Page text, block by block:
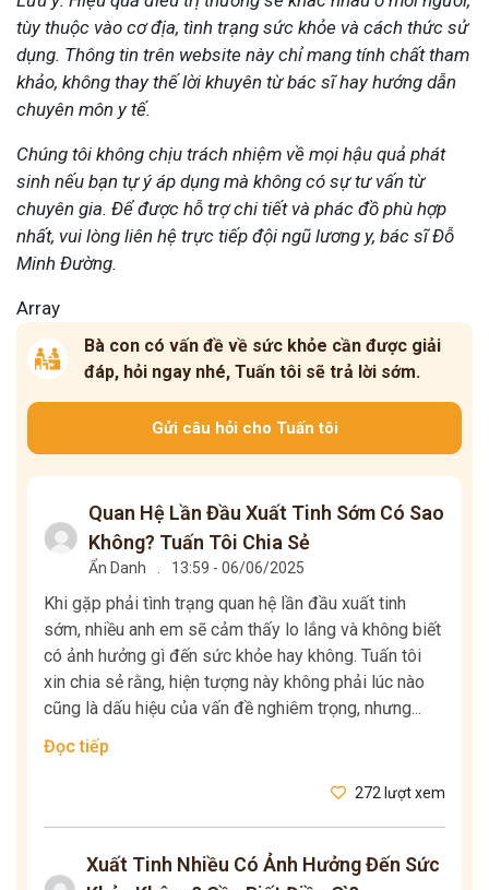
tùy thuộc vào cơ địa, tình trạng sức khỏe và cách thức sử
dụng. Thông tin trên website này chỉ mang tính chất tham
khảo, không thay thế lời khuyên từ bác sĩ hay hướng dẫn
chuyên môn y tế.
Chúng tôi không chịu trách nhiệm về mọi hậu quả phát
sinh nếu bạn tự ý áp dụng mà không có sự tư vấn từ
chuyên gia. Để được hỗ trợ chi tiết và phác đồ phù hợp
nhất, vui lòng liên hệ trực tiếp đội ngũ lương y, bác sĩ Đỗ
Minh Đường.
Array
Bà con có vấn đề về sức khỏe cần được giải
đáp, hỏi ngay nhé, Tuấn tôi sẽ trả lời sớm.
Gửi câu hỏi cho Tuấn tôi
Quan Hệ Lần Đầu Xuất Tinh Sớm Có Sao
Không? Tuấn Tôi Chia Sẻ
Ẩn Danh 13:59 - 06/06/2025
Khi gặp phải tình trạng quan hệ lần đầu xuất tinh
sớm, nhiều anh em sẽ cảm thấy lo lắng và không biết
có ảnh hưởng gì đến sức khỏe hay không. Tuấn tôi
xin chia sẻ rằng, hiện tượng này không phải lúc nào
cũng là dấu hiệu của vấn đề nghiêm trọng, nhưng...
Đọc tiếp
272 lượt xem
Xuất Tinh Nhiều Có Ảnh Hưởng Đến Sức